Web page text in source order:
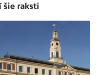
šie raksti